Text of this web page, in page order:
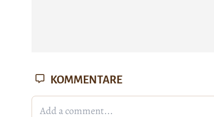
KOMMENTARE